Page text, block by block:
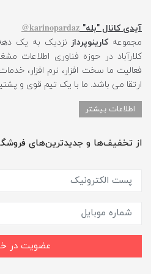
آیدی کانال "بله" karinopardaz@
مجموعهکارینوپرداز نزدیک به یک
کلارآباد در حوزه فناوری اطلاعات
فعالیت ما سخت افزار، نرم افزار،
ارتقا می باشد. ما با یک تیم قوی و
اطلاعات بیشتر
از تخفیف‌ها و جدیدترین‌های
عضویت در